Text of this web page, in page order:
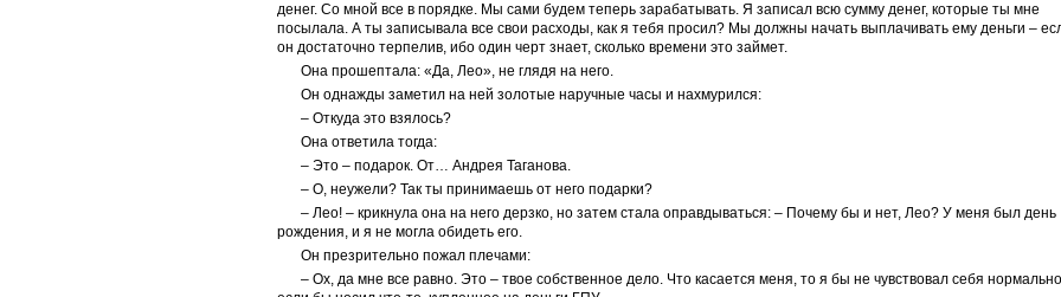
денег. Со мной все в порядке. Мы сами будем теперь зарабатывать. Я записал всю сумму денег, которые ты мне
посылала. А ты записывала все свои расходы, как я тебя просил? Мы должны начать выплачивать ему деньги –
он достаточно терпелив, ибо один черт знает, сколько времени это займет.
Она прошептала: «Да, Лео», не глядя на него.
Он однажды заметил на ней золотые наручные часы и нахмурился:
– Откуда это взялось?
Она ответила тогда:
– Это – подарок. От… Андрея Таганова.
– О, неужели? Так ты принимаешь от него подарки?
– Лео! – крикнула она на него дерзко, но затем стала оправдываться: – Почему бы и нет, Лео? У меня был день
рождения, и я не могла обидеть его.
Он презрительно пожал плечами:
– Ох, да мне все равно. Это – твое собственное дело. Что касается меня, то я бы не чувствовал себя